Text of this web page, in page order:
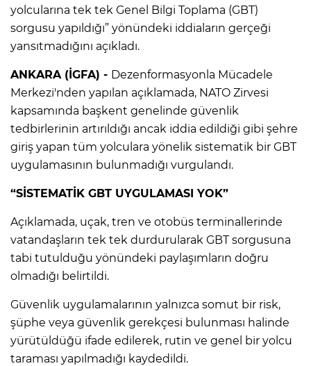
yolcularına tek tek Genel Bilgi Toplama (GBT)
sorgusu yapıldığı” yönündeki iddiaların gerçeği
yansıtmadığını açıkladı.
ANKARA (İGFA) - Dezenformasyonla Mücadele
Merkezi'nden yapılan açıklamada, NATO Zirvesi
kapsamında başkent genelinde güvenlik
tedbirlerinin artırıldığı ancak iddia edildiği gibi şehre
giriş yapan tüm yolculara yönelik sistematik bir GBT
uygulamasının bulunmadığı vurgulandı.
“SİSTEMATİK GBT UYGULAMASI YOK”
Açıklamada, uçak, tren ve otobüs terminallerinde
vatandaşların tek tek durdurularak GBT sorgusuna
tabi tutulduğu yönündeki paylaşımların doğru
olmadığı belirtildi.
Güvenlik uygulamalarının yalnızca somut bir risk,
şüphe veya güvenlik gerekçesi bulunması halinde
yürütüldüğü ifade edilerek, rutin ve genel bir yolcu
taraması yapılmadığı kaydedildi.